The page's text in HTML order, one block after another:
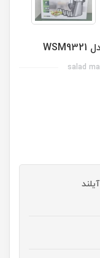
salad